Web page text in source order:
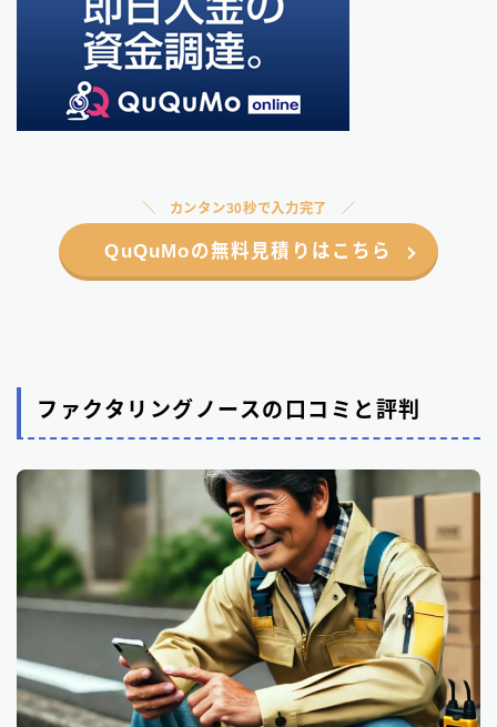
カンタン30秒で入力完了
QuQuMoの無料見積りはこちら
ファクタリングノースの口コミと評判